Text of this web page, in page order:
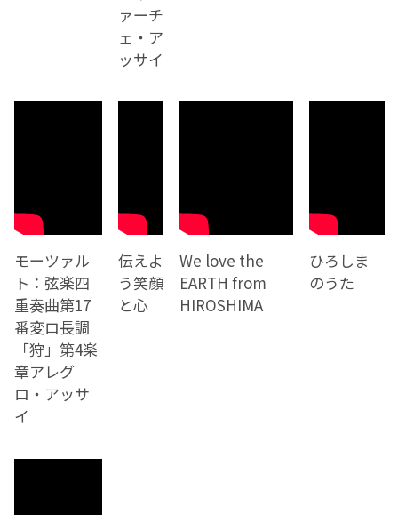
ァーチ
ェ・ア
ッサイ
モーツァル
ト：弦楽四
重奏曲第17
番変ロ長調
「狩」第4楽
章アレグ
ロ・アッサ
イ
伝えよ
う笑顔
と心
We love the
EARTH from
HIROSHIMA
ひろしま
のうた